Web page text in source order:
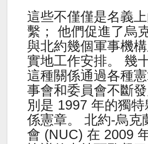
這些不僅僅是名義
繫； 他們促進了烏
與北約幾個軍事機
實地工作安排。 幾
這種關係通過各種
事會和委員會不斷
別是 1997 年的獨特
係憲章。 北約-烏克
會 (NUC) 在 2009